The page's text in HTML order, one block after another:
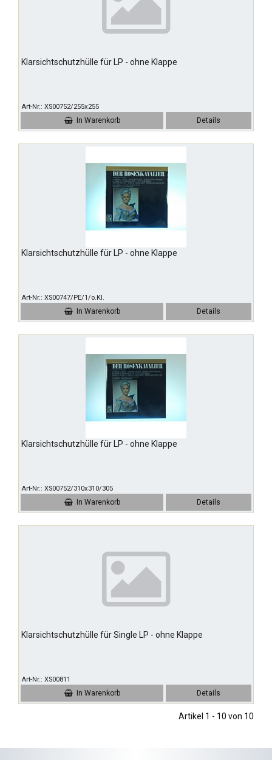
Klarsichtschutzhülle für LP - ohne Klappe
Art-Nr. XS00752/255x255
In Warenkorb Details
Klarsichtschutzhülle für LP - ohne Klappe
Art-Nr. XS00747/PE/1/o.Kl.
In Warenkorb Details
Klarsichtschutzhülle für LP - ohne Klappe
Art-Nr. XS00752/310x310/305
In Warenkorb Details
Klarsichtschutzhülle für Single LP - ohne Klappe
Art-Nr. XS00811
In Warenkorb Details
Artikel 1 - 10 von 10